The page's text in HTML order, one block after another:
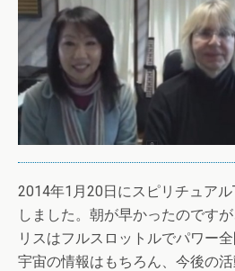
2014年1月20日にスピリチュア
しました。朝が早かったのです
リスはフルスロットルでパワー
宇宙の情報はもちろん、今後の